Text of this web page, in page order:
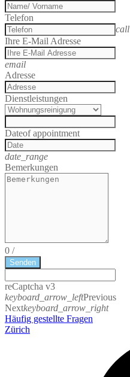
Telefon
call
Ihre E-Mail Adresse
email
Adresse
Dienstleistungen
Dateof appointment
date_range
Bemerkungen
0 /
Senden
reCaptcha v3
keyboard_arrow_leftPrevious
Nextkeyboard_arrow_right
Häufig gestellte Fragen
Zürich